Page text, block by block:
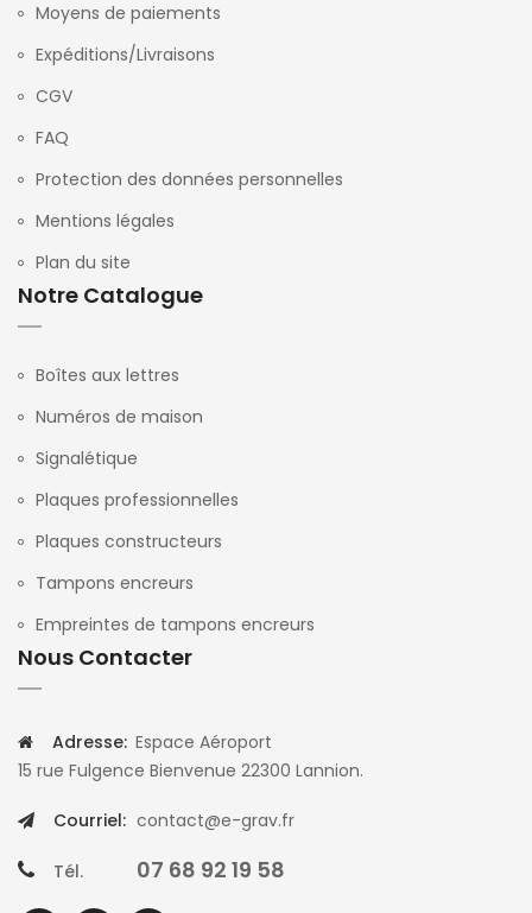
Moyens de paiements
Expéditions/Livraisons
CGV
FAQ
Protection des données personnelles
Mentions légales
Plan du site
Notre Catalogue
Boîtes aux lettres
Numéros de maison
Signalétique
Plaques professionnelles
Plaques constructeurs
Tampons encreurs
Empreintes de tampons encreurs
Nous Contacter
Adresse: Espace Aéroport
15 rue Fulgence Bienvenue 22300 Lannion.
Courriel: contact@e-grav.fr
Tél. 07 68 92 19 58